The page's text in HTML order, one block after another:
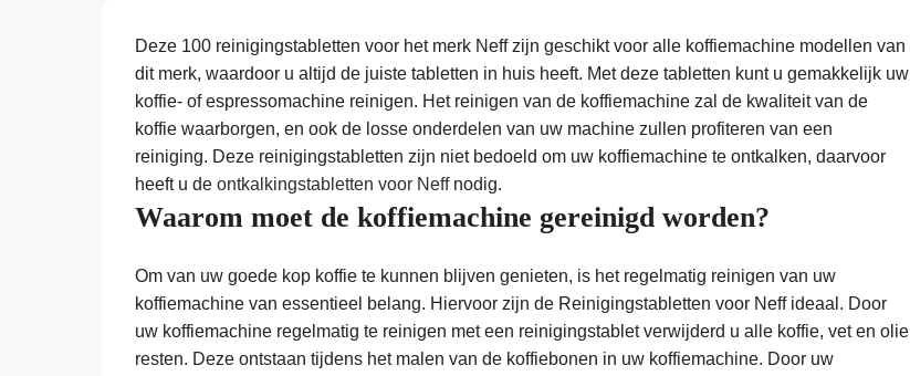
Deze 100 reinigingstabletten voor het merk Neff zijn geschikt voor alle koffiemachine modellen van
dit merk, waardoor u altijd de juiste tabletten in huis heeft. Met deze tabletten kunt u gemakkelijk uw
koffie- of espressomachine reinigen. Het reinigen van de koffiemachine zal de kwaliteit van de
koffie waarborgen, en ook de losse onderdelen van uw machine zullen profiteren van een
reiniging. Deze reinigingstabletten zijn niet bedoeld om uw koffiemachine te ontkalken, daarvoor
heeft u de ontkalkingstabletten voor Neffnodig.
Waarom moet de koffiemachine gereinigd worden?
Om van uw goede kop koffie te kunnen blijven genieten, is het regelmatig reinigen van uw
koffiemachine van essentieel belang. Hiervoor zijn de Reinigingstabletten voor Neff ideaal. Door
uw koffiemachine regelmatig te reinigen met een reinigingstablet verwijderd u alle koffie, vet en olie
resten. Deze ontstaan tijdens het malen van de koffiebonen in uw koffiemachine. Door uw